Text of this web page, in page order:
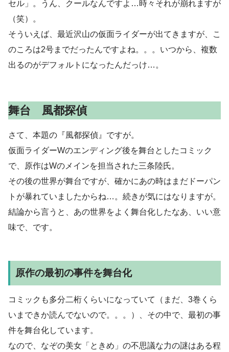
セル」。うん、クールなんですよ…時々それが崩れますが
（笑）。
そういえば、最近沢山の仮面ライダーが出てきますが、こ
のころは2号までだったんですよね。。。いつから、複数
出るのがデフォルトになったんだっけ…。
舞台 風都探偵
さて、本題の『風都探偵』ですが。
仮面ライダーWのエンディング後を舞台としたコミック
で、原作はWのメインを担当された三条陸氏。
その後の世界が舞台ですが、確かにあの時はまだドーパン
トが暴れていましたからね…。続きが気にはなりますが。
結論から言うと、あの世界をよく舞台化したなあ、いい意
味で、です。
原作の最初の事件を舞台化
コミックも多分二桁くらいになっていて（まだ、3巻くら
いまできか読んでないので。。。）、その中で、最初の事
件を舞台化しています。
なので、なぞの美女「ときめ」の不思議な力の謎はある程